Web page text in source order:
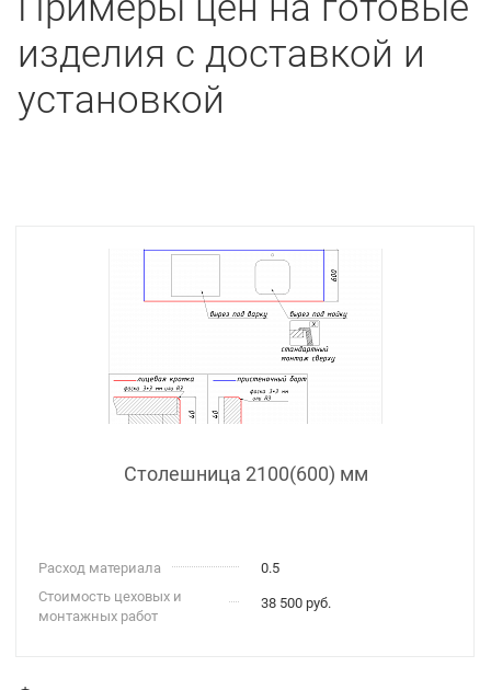
изделия с доставкой и
установкой
Столешница 2100(600) мм
Расход материала
0.5
Стоимость цеховых и
монтажных работ
38 500 руб.